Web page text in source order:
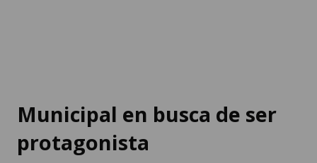
Municipal en busca de ser
protagonista